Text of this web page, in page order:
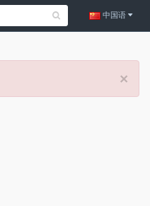
中国语
×